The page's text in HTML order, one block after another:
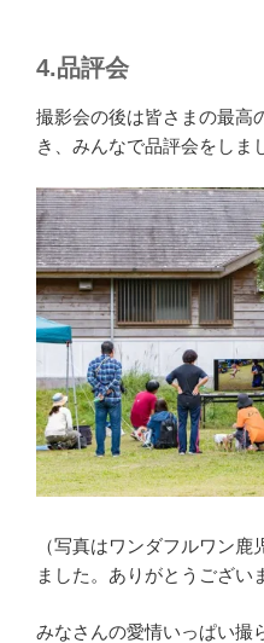
4.品評会
撮影会の後は皆さまの最高
き、みんなで品評会をしま
（写真はワンダフルワン
ました。ありがとうござい
みなさんの愛情いっぱい撮